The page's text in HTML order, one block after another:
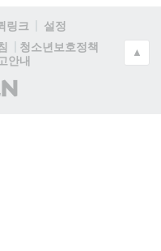
링크
설정
청소년보호정책
안내
▲